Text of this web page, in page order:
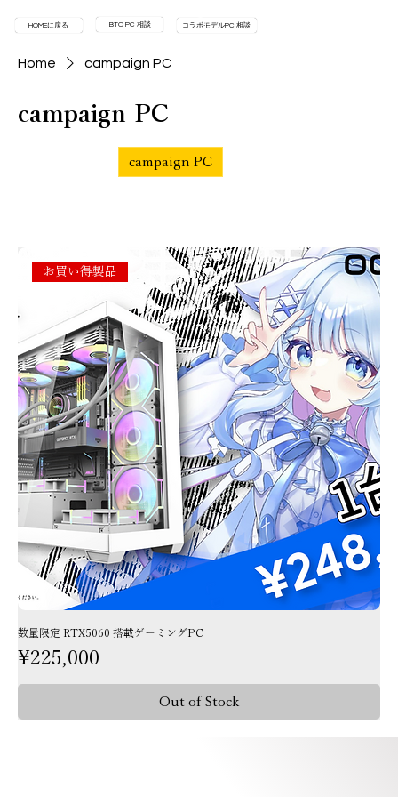
HOMEに戻る BTO PC 相談 コラボモデルPC 相談
Home campaign PC
campaign PC
campaign PC
お買い得製品
数量限定 RTX5060 搭載ゲーミングPC
Price
¥225,000
Out of Stock